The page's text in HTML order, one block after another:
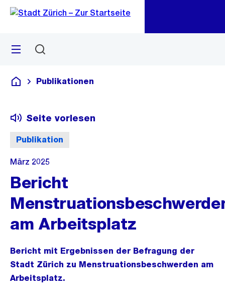
Navigation
Sprunglink
Menü
Deutsch
Publikationen
Publikation
Seite vorlesen
März 2025
Bericht
am Arbeitsplatz
Bericht mit Ergebnissen der Befragung der
Stadt Zürich zu Menstruationsbeschwerden am
Arbeitsplatz.